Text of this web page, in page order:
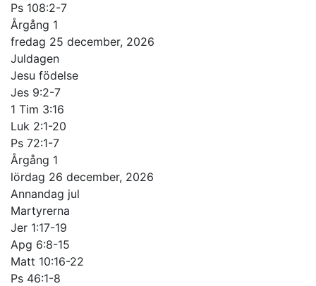
Ps 108:2-7
Årgång 1
fredag 25 december, 2026
Juldagen
Jesu födelse
Jes 9:2-7
1 Tim 3:16
Luk 2:1-20
Ps 72:1-7
Årgång 1
lördag 26 december, 2026
Annandag jul
Martyrerna
Jer 1:17-19
Apg 6:8-15
Matt 10:16-22
Ps 46:1-8